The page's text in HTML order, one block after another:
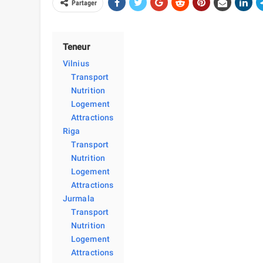
Partager
Teneur
Vilnius
Transport
Nutrition
Logement
Attractions
Riga
Transport
Nutrition
Logement
Attractions
Jurmala
Transport
Nutrition
Logement
Attractions